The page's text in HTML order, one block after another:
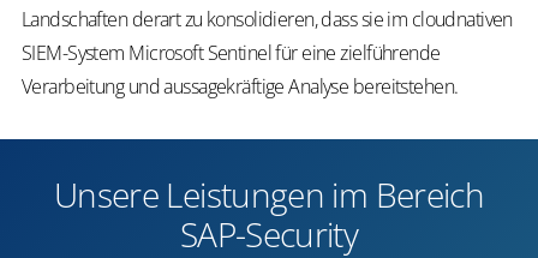
Landschaften derart zu konsolidieren, dass sie im cloudnativen
SIEM-System Microsoft Sentinel für eine zielführende
Verarbeitung und aussagekräftige Analyse bereitstehen.
Unsere Leistungen im Bereich
SAP-Security